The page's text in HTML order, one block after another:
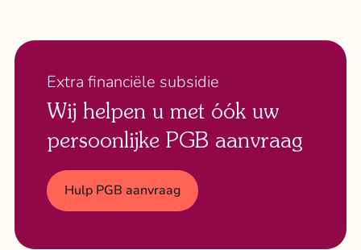
Extra financiële subsidie
Wij helpen u met óók uw
persoonlijke PGB aanvraag
Hulp PGB aanvraag